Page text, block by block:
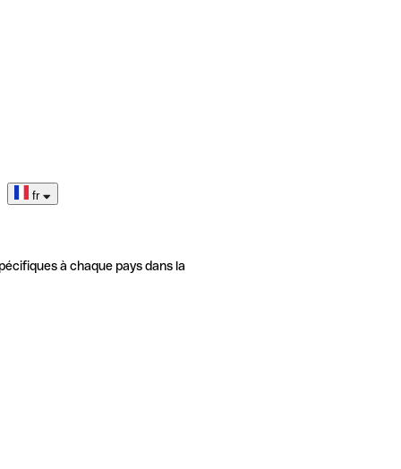
fr
à chaque pays dans la